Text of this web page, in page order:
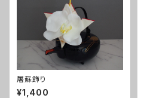
屠蘇飾り
¥1,400